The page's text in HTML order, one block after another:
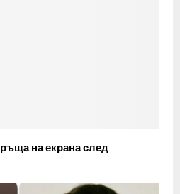
на екрана след